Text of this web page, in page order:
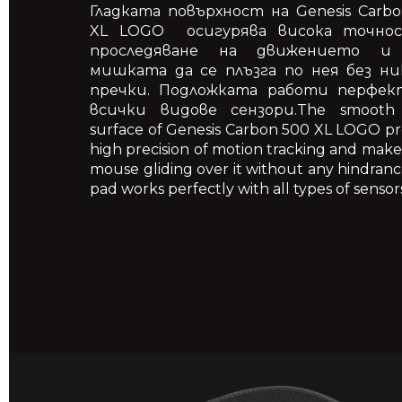
Гладката повърхност на Genesis
XL LOGO осигурява висока
проследяване на движението и
мишката да се плъзга по нея без
пречки. Подложката работи
всички видове сензори.The
surface of Genesis Carbon 500 XL LOGO
high precision of motion tracking and
mouse gliding over it without any
pad works perfectly with all types of